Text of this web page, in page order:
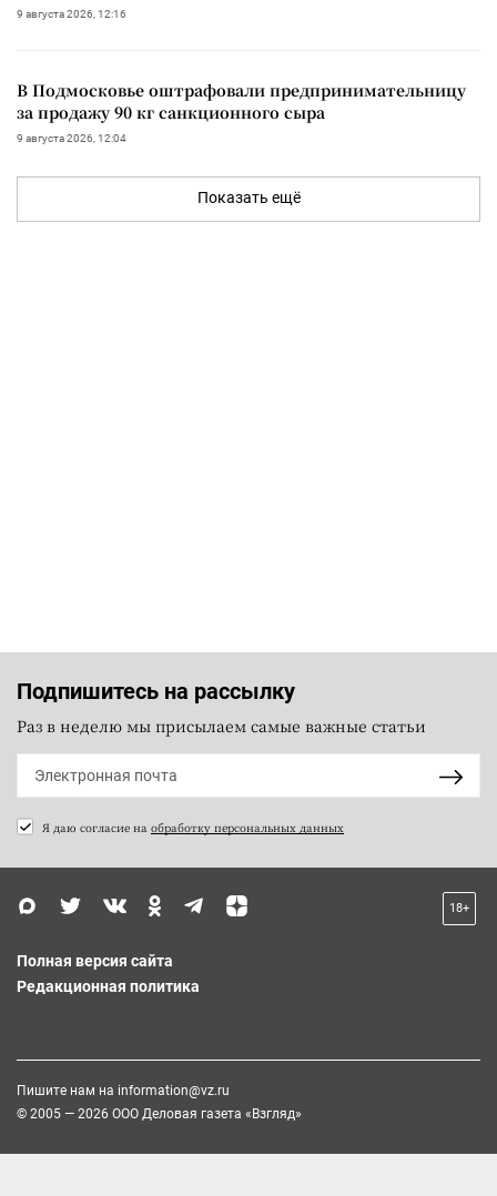
9 августа 2026, 12:16
В Подмосковье оштрафовали предпринимательницу
за продажу 90 кг санкционного сыра
9 августа 2026, 12:04
Показать ещё
Подпишитесь на рассылку
Раз в неделю мы присылаем самые важные статьи
Я даю согласие на обработку персональных данных
18+
Полная версия сайта
Редакционная политика
Пишите нам на information@vz.ru
© 2005 — 2026 ООО Деловая газета «Взгляд»